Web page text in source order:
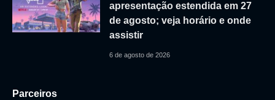
apresentação estendida em 27
de agosto; veja horário e onde
assistir
6 de agosto de 2026
Parceiros